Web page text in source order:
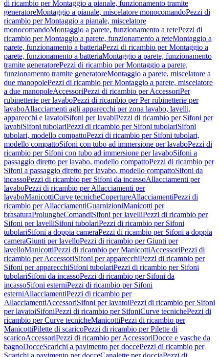
di ricambio per Montaggio a pianale, funzionamento tramite
generatoreMontaggio a pianale, miscelatore monocomandoPezzi di
ricambio per Montaggio a pianale, miscelatore
monocomandoMontaggio a parete, funzionamento a retePezzi di
ricambio per Montaggio a parete, funzionamento a reteMontaggio a
parete, funzionamento a batteriaPezzi di ricambio per Montaggio a
parete, funzionamento a batteriaMontaggio a parete, funzionamento
tramite generatorePezzi di ricambio per Montaggio a parete,
funzionamento tramite generatoreMontaggio a parete, miscelatore a
due manopolePezzi di ricambio per Montaggio a parete, miscelatore
a due manopoleAccessoriPezzi di ricambio per AccessoriPer
rubinetterie per lavaboPezzi di ricambio per Per rubinetterie per
lavaboAllacciamenti agli apparecchi per zona lavabo, lavelli,
apparecchi e lavatoiSifoni per lavabiPezzi di ricambio per Sifoni per
lavabiSifoni tubolariPezzi di ricambio per Sifoni tubolariSifoni
tubolari, modello compattoPezzi di ricambio per Sifoni tubolari,
modello compattoSifoni con tubo ad immersione per lavaboPezzi di
ricambio per Sifoni con tubo ad immersione per lavaboSifoni a
passaggio diretto per lavabo, modello compattoPezzi di ricambio per
Sifoni a passaggio diretto per lavabo, modello compattoSifoni da
incassoPezzi di ricambio per Sifoni da incassoAllacciamenti per
lavaboPezzi di ricambio per Allacciamenti per
lavaboManicottiCurve tecnicheCopertureAllacciamentiPezzi di
ricambio per AllacciamentiGuarnizioniManicotti per
brasaturaProlungheComandiSifoni per lavelliPezzi di ricambio per
Sifoni per lavelliSifoni tubolariPezzi di ricambio per Sifoni
tubolariSifoni a doppia cameraPezzi di ricambio per Sifoni a doppia
cameraGiunti per lavelloPezzi di ricambio per Giunti per
lavelloManicottiPezzi di ricambio per ManicottiAccessoriPezzi di
ricambio per AccessoriSifoni per apparecchiPezzi di ricambio per
Sifoni per apparecchiSifoni tubolariPezzi di ricambio per Sifoni
tubolariSifoni da incassoPezzi di ricambio per Sifoni da
incassoSifoni esterniPezzi di ricambio per Sifoni
esterniAllacciamentiPezzi di ricambio per
AllacciamentiAccessoriSifoni per lavatoiPezzi di ricambio per Sifoni
per lavatoiSifoniPezzi di ricambio per SifoniCurve tecnichePezzi di
ricambio per Curve tecnicheManicottiPezzi di ricambio per
ManicottiPilette di scaricoPezzi di ricambio per Pilette di
scaricoAccessoriPezzi di ricambio per AccessoriDocce e vasche da
bagnoDocceScarichi a pavimento per doccePezzi di ricambio per
Scarichi a pavimento per docceCanalette per docciaPezzi di